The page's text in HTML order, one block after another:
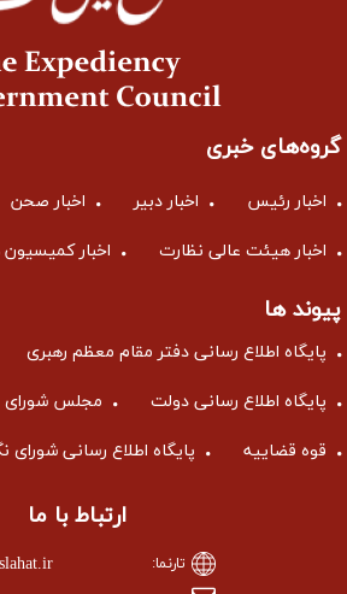
گروه‌های خبری
اخبار رئیس اخبار دبیر اخبار صحن
اخبار هیئت عالی نظارت اخبار کمیسیون
پیوند ها
پایگاه اطلاع رسانی دفتر مقام معظم رهبری
پایگاه اطلاع رسانی دولت مجلس شورای
قوه قضاییه پایگاه اطلاع رسانی شورای
ارتباط با ما
تارنما: